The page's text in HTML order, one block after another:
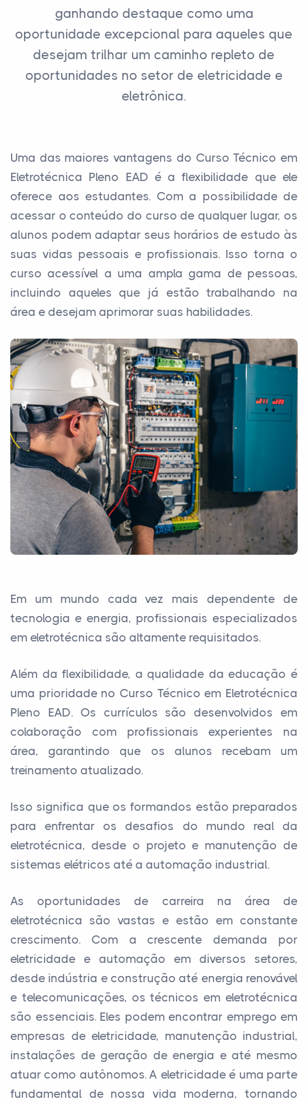
ganhando destaque como uma
oportunidade excepcional para aqueles que
desejam trilhar um caminho repleto de
oportunidades no setor de eletricidade e
eletrônica.
Uma das maiores vantagens do Curso Técnico em
Eletrotécnica Pleno EAD é a flexibilidade que ele
oferece aos estudantes. Com a possibilidade de
acessar o conteúdo do curso de qualquer lugar, os
alunos podem adaptar seus horários de estudo às
suas vidas pessoais e profissionais. Isso torna o
curso acessível a uma ampla gama de pessoas,
incluindo aqueles que já estão trabalhando na
área e desejam aprimorar suas habilidades.
Em um mundo cada vez mais dependente de
tecnologia e energia, profissionais especializados
em eletrotécnica são altamente requisitados.
Além da flexibilidade, a qualidade da educação é
uma prioridade no Curso Técnico em Eletrotécnica
Pleno EAD. Os currículos são desenvolvidos em
colaboração com profissionais experientes na
área, garantindo que os alunos recebam um
treinamento atualizado.
Isso significa que os formandos estão preparados
para enfrentar os desafios do mundo real da
eletrotécnica, desde o projeto e manutenção de
sistemas elétricos até a automação industrial.
As oportunidades de carreira na área de
eletrotécnica são vastas e estão em constante
crescimento. Com a crescente demanda por
eletricidade e automação em diversos setores,
desde indústria e construção até energia renovável
e telecomunicações, os técnicos em eletrotécnica
são essenciais. Eles podem encontrar emprego em
empresas de eletricidade, manutenção industrial,
instalações de geração de energia e até mesmo
atuar como autônomos. A eletricidade é uma parte
fundamental de nossa vida moderna, tornando